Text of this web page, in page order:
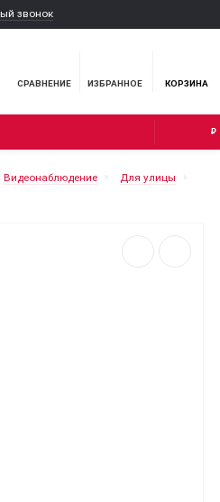
звонок
СРАВНЕНИЕ ИЗБРАННОЕ КОРЗИНА
₽
Видеонаблюдение
Для улицы